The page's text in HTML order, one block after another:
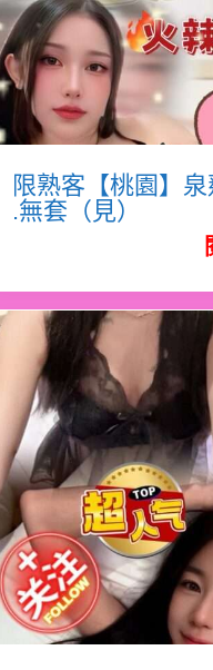
限熟客【桃園】
.無套（見）